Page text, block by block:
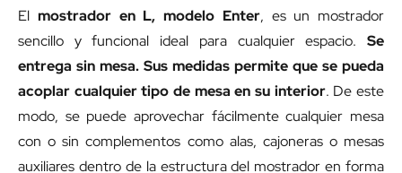
El mostrador en L, modelo Enter, es un mostrador
sencillo y funcional ideal para cualquier espacio. Se
entrega sin mesa. Sus medidas permite que se pueda
acoplar cualquier tipo de mesa en su interior. De este
modo, se puede aprovechar fácilmente cualquier mesa
con o sin complementos como alas, cajoneras o mesas
auxiliares dentro de la estructura del mostrador en forma